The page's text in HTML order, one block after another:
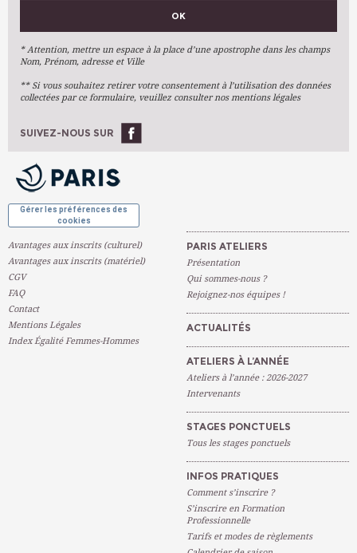
Arts Plastiques
Arts Du Texte
Arts Numériques
Ateliers À L'année
OK
* Attention, mettre un espace à la place d’une apostrophe dans les champs
Nom, Prénom, adresse et Ville
** Si vous souhaitez retirer votre consentement à l’utilisation des données
collectées par ce formulaire, veuillez consulter nos mentions légales
SUIVEZ-NOUS SUR
Gérer les préférences des
cookies
Avantages aux inscrits (culturel)
Avantages aux inscrits (matériel)
CGV
FAQ
Contact
Mentions Légales
Index Égalité Femmes-Hommes
PARIS ATELIERS
Présentation
Qui sommes-nous ?
Rejoignez-nos équipes !
ACTUALITÉS
ATELIERS À L’ANNÉE
Ateliers à l’année : 2026-2027
Intervenants
STAGES PONCTUELS
Tous les stages ponctuels
INFOS PRATIQUES
Comment s’inscrire ?
S’inscrire en Formation
Professionnelle
Tarifs et modes de règlements